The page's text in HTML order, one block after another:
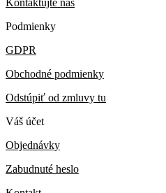
Kontaktujte nás
Podmienky
GDPR
Obchodné podmienky
Odstúpiť od zmluvy tu
Váš účet
Objednávky
Zabudnuté heslo